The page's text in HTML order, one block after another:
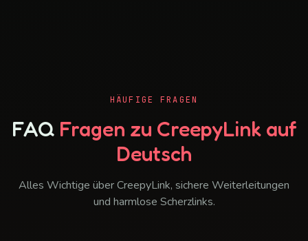
HÄUFIGE FRAGEN
FAQ Fragen zu CreepyLink auf
Deutsch
Alles Wichtige über CreepyLink, sichere Weiterleitungen
und harmlose Scherzlinks.